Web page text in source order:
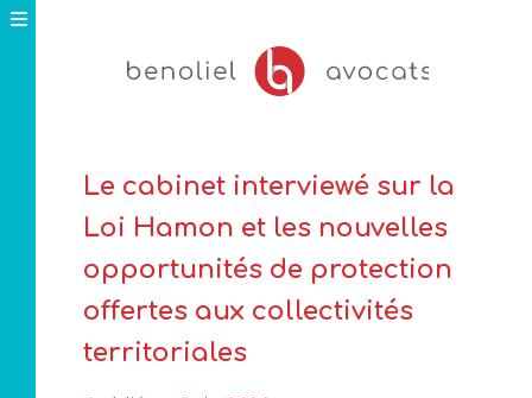
Le cabinet interviewé sur la
Loi Hamon et les nouvelles
opportunités de protection
offertes aux collectivités
territoriales